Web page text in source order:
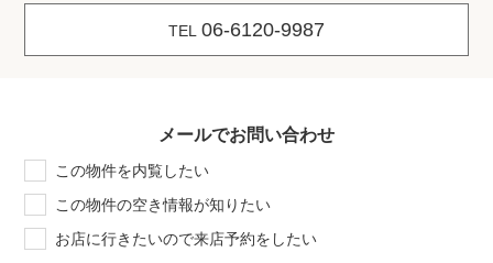
TEL 06-6120-9987
メールでお問い合わせ
この物件を内覧したい
この物件の空き情報が知りたい
お店に行きたいので来店予約をしたい